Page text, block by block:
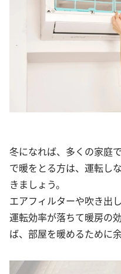
冬になれば、多くの家庭
で暖をとる方は、運転し
きましょう。
エアフィルターや吹き出
運転効率が落ちて暖房の
ば、部屋を暖めるために